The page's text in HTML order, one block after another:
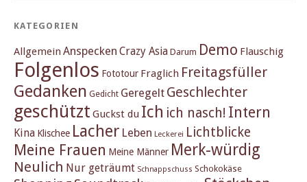
KATEGORIEN
Allgemein Anspecken Crazy Asia Darum Demo Flauschig
Folgenlos Fototour Fraglich Freitagsfüller
Gedanken Gedicht Geregelt Geschlechter
geschützt Guckst du Ich ich nasch! Intern
Kina Klischee Lacher Leben Leckerei Lichtblicke
Meine Frauen Meine Männer Merk-würdig
Neulich Nur geträumt Schnappschuss Schokokäse